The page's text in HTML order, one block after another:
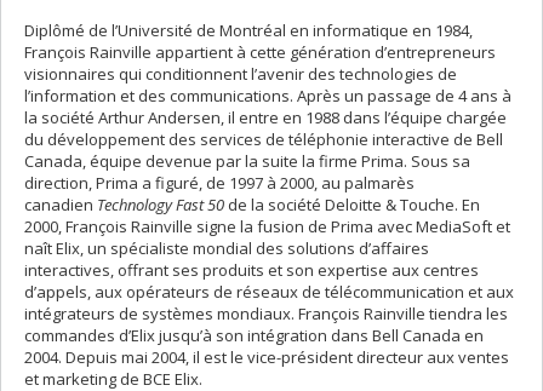
Diplômé de l’Université de Montréal en informatique en 1984,
François Rainville appartient à cette génération d’entrepreneurs
visionnaires qui conditionnent l’avenir des technologies de
l’information et des communications. Après un passage de 4 ans à
la société Arthur Andersen, il entre en 1988 dans l’équipe chargée
du développement des services de téléphonie interactive de Bell
Canada, équipe devenue par la suite la firme Prima. Sous sa
direction, Prima a figuré, de 1997 à 2000, au palmarès
canadien Technology Fast 50 de la société Deloitte & Touche. En
2000, François Rainville signe la fusion de Prima avec MediaSoft et
naît Elix, un spécialiste mondial des solutions d’affaires
interactives, offrant ses produits et son expertise aux centres
d’appels, aux opérateurs de réseaux de télécommunication et aux
intégrateurs de systèmes mondiaux. François Rainville tiendra les
commandes d’Elix jusqu’à son intégration dans Bell Canada en
2004. Depuis mai 2004, il est le vice-président directeur aux ventes
et marketing de BCE Elix.